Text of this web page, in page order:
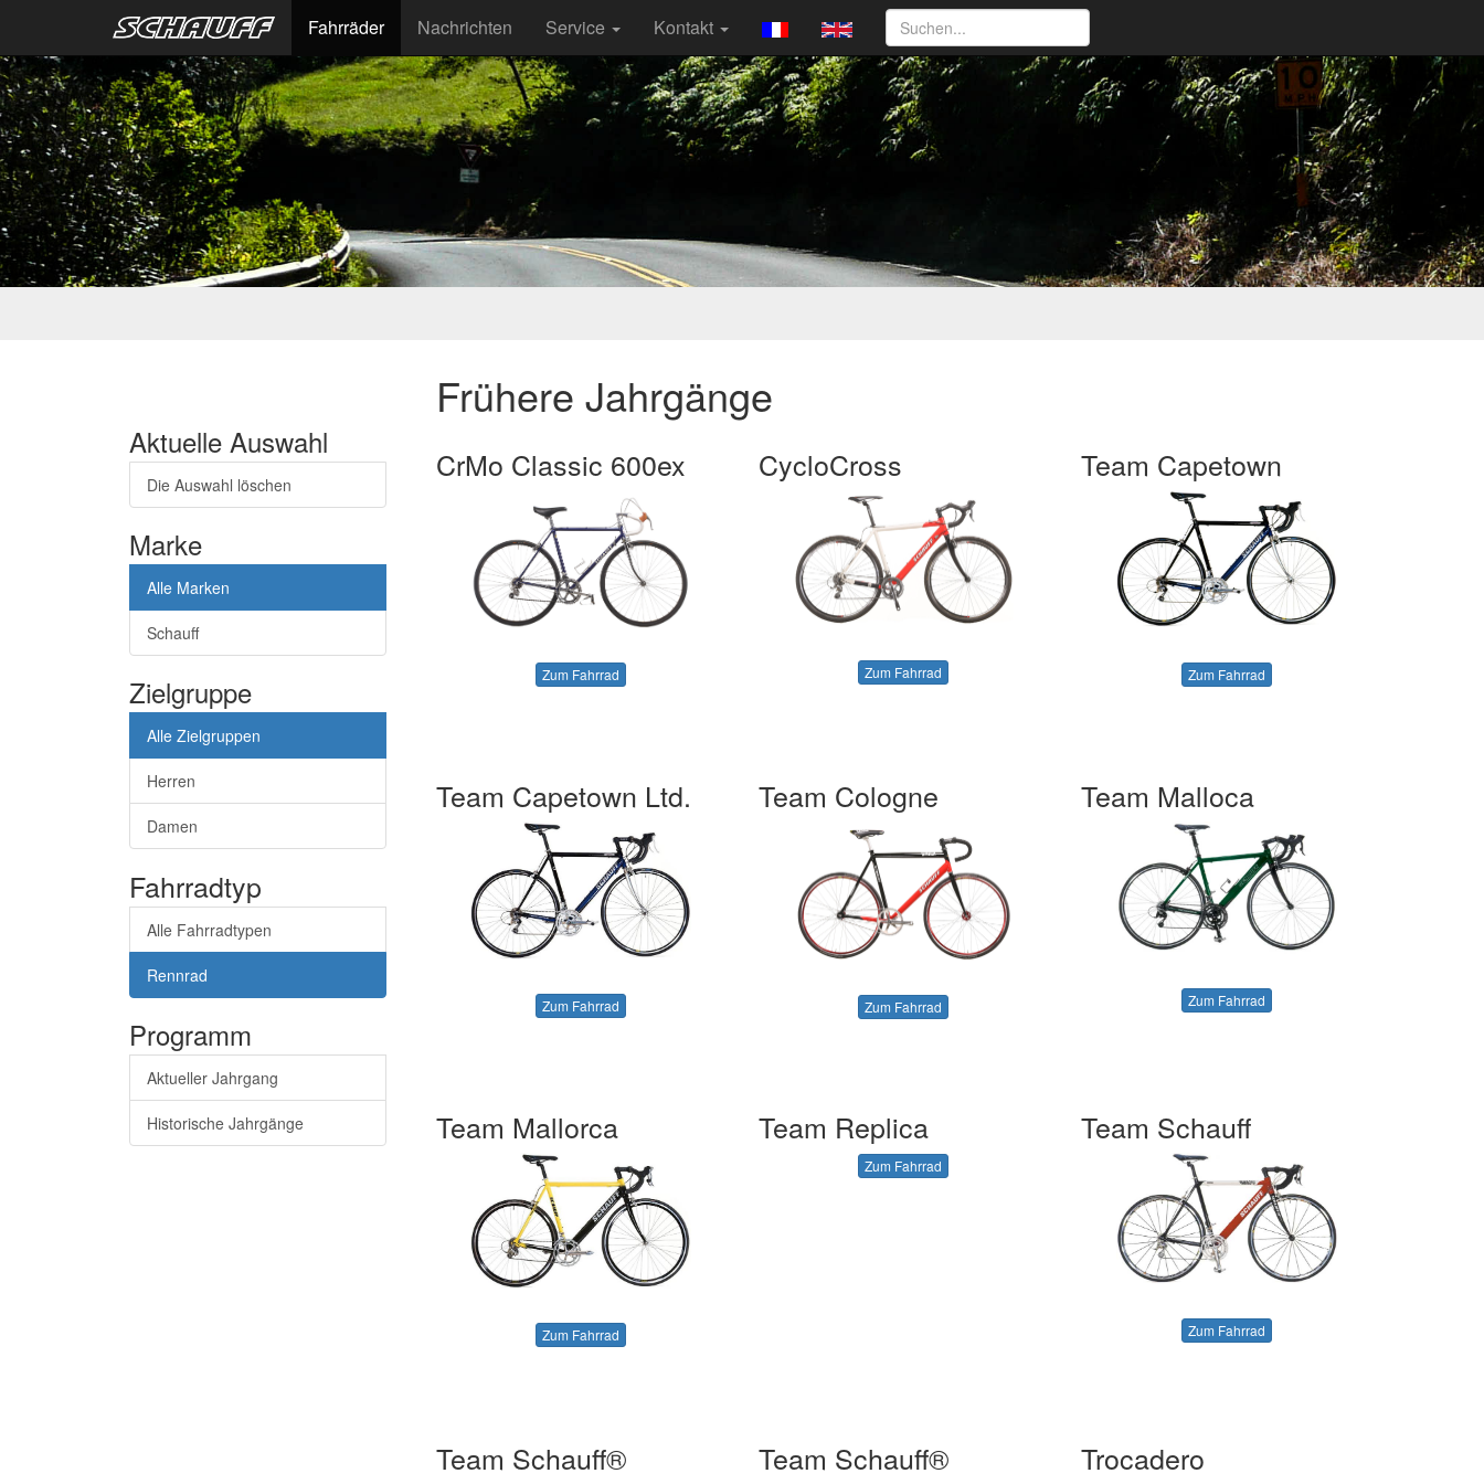
Fahrräder Nachrichten Service Kontakt
Frühere Jahrgänge
Aktuelle Auswahl
Die Auswahl löschen
Marke
Alle Marken
Schauff
Zielgruppe
Alle Zielgruppen
Herren
Damen
Fahrradtyp
Alle Fahrradtypen
Rennrad
Programm
Aktueller Jahrgang
Historische Jahrgänge
CrMo Classic 600ex
Zum Fahrrad
CycloCross
Zum Fahrrad
Team Capetown
Zum Fahrrad
Team Capetown Ltd.
Zum Fahrrad
Team Cologne
Zum Fahrrad
Team Malloca
Zum Fahrrad
Team Mallorca
Zum Fahrrad
Team Replica
Zum Fahrrad
Team Schauff
Zum Fahrrad
Team Schauff® Team Schauff® Trocadero